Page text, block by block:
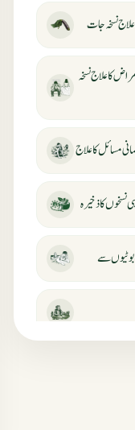
نسخہ جات
کا علاج نسخہ
مسائل کا علاج
کا ذخیرہ
بوٹیوں سے